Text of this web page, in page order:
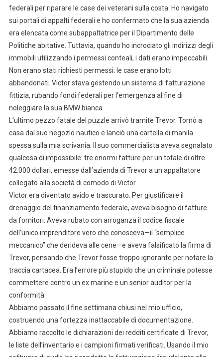
federali per riparare le case dei veterani sulla costa. Ho navigato
sui portali di appalti federali e ho confermato che la sua azienda
era elencata come subappaltatrice per il Dipartimento delle
Politiche abitative. Tuttavia, quando ho incrociato gli indirizzi degli
immobili utilizzando i permessi conteali, i dati erano impeccabili.
Non erano stati richiesti permessi; le case erano lotti
abbandonati. Victor stava gestendo un sistema di fatturazione
fittizia, rubando fondi federali per l’emergenza al fine di
noleggiare la sua BMW bianca.
L’ultimo pezzo fatale del puzzle arrivò tramite Trevor. Tornò a
casa dal suo negozio nautico e lanciò una cartella di manila
spessa sulla mia scrivania. Il suo commercialista aveva segnalato
qualcosa di impossibile: tre enormi fatture per un totale di oltre
42.000 dollari, emesse dall’azienda di Trevor a un appaltatore
collegato alla società di comodo di Victor.
Victor era diventato avido e trascurato. Per giustificare il
drenaggio del finanziamento federale, aveva bisogno di fatture
da fornitori. Aveva rubato con arroganza il codice fiscale
dell’unico imprenditore vero che conosceva—il “semplice
meccanico” che derideva alle cene—e aveva falsificato la firma di
Trevor, pensando che Trevor fosse troppo ignorante per notare la
traccia cartacea. Era l’errore più stupido che un criminale potesse
commettere contro un ex marine e un senior auditor per la
conformità.
Abbiamo passato il fine settimana chiusi nel mio ufficio,
costruendo una fortezza inattaccabile di documentazione.
Abbiamo raccolto le dichiarazioni dei redditi certificate di Trevor,
le liste dell’inventario e i campioni firmati verificati. Usando il mio